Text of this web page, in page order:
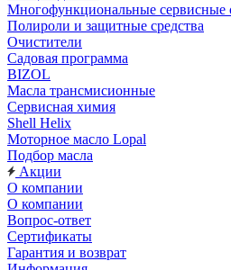
Многофункциональные сервисные
Полироли и защитные средства
Очистители
Садовая программа
BIZOL
Масла трансмисионные
Сервисная химия
Shell Helix
Моторное масло Lopal
Подбор масла
Акции
О компании
О компании
Вопрос-ответ
Сертификаты
Гарантия и возврат